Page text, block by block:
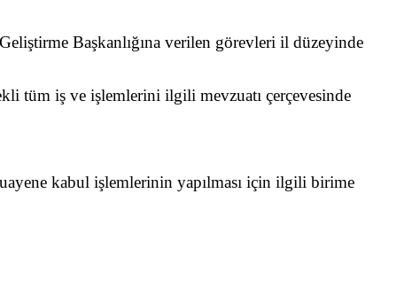
Başkanlığına verilen görevleri il düzeyinde
tüm iş ve işlemlerini ilgili mevzuatı çerçevesinde
kabul işlemlerinin yapılması için ilgili birime